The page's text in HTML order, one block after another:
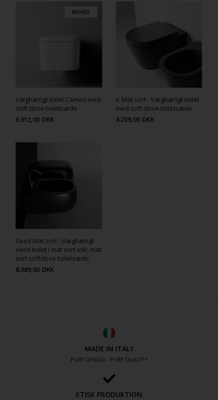
NYHED
Væghængt toilet Cameo med
soft close toiletsæde
6.912,00 DKK
iL Mat sort - Væghængt toilet
med soft close toiletsæde
8.239,00 DKK
Seed Mat sort - Væghængt
seed toilet i mat sort inkl. mat
sort softclose toiletsæde
8.989,00 DKK
MADE IN ITALY
PURE DESIGN - PURE QUALITY
ETISK PRODUKTION